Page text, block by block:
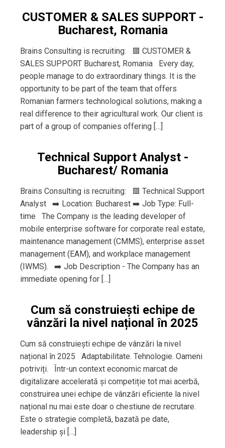
CUSTOMER & SALES SUPPORT -
Bucharest, Romania
Brains Consulting is recruiting: 🟥 CUSTOMER &
SALES SUPPORT Bucharest, Romania Every day,
people manage to do extraordinary things. It is the
opportunity to be part of the team that offers
Romanian farmers technological solutions, making a
real difference to their agricultural work. Our client is
part of a group of companies offering […]
Technical Support Analyst -
Bucharest/ Romania
Brains Consulting is recruiting: 🟥 Technical Support
Analyst ➡️ Location: Bucharest ➡️ Job Type: Full-
time The Company is the leading developer of
mobile enterprise software for corporate real estate,
maintenance management (CMMS), enterprise asset
management (EAM), and workplace management
(IWMS). ➡️ Job Description - The Company has an
immediate opening for […]
Cum să construiești echipe de
vânzări la nivel național în 2025
Cum să construiești echipe de vânzări la nivel
național în 2025 Adaptabilitate. Tehnologie. Oameni
potriviți. Într-un context economic marcat de
digitalizare accelerată și competiție tot mai acerbă,
construirea unei echipe de vânzări eficiente la nivel
național nu mai este doar o chestiune de recrutare.
Este o strategie completă, bazată pe date,
leadership și […]